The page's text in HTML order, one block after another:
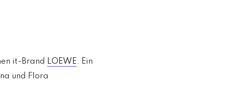
it-Brand LOEWE. Ein
und Flora